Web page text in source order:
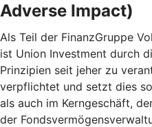
Adverse Impact)
Als Teil der FinanzGruppe
ist Union Investment durch
Prinzipien seit jeher zu
verpflichtet und setzt dies
als auch im Kerngeschäft,
der